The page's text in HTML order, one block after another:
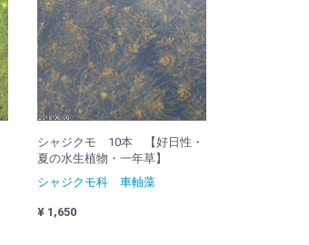
シャジクモ 10本 【好日性・
夏の水生植物・一年草】
シャジクモ科 車軸藻
¥ 1,650